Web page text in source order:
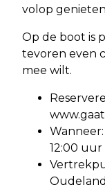
volop
Op de boot is
tevoren even
mee wilt.
12:00 uur